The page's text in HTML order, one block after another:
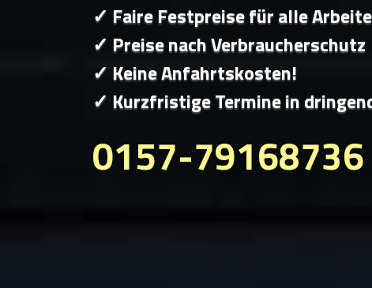
✓ Faire Festpreise für alle
✓ Preise nach Verbraucherschutz
✓ Keine Anfahrtskosten!
✓ Kurzfristige Termine in
0157-79168736